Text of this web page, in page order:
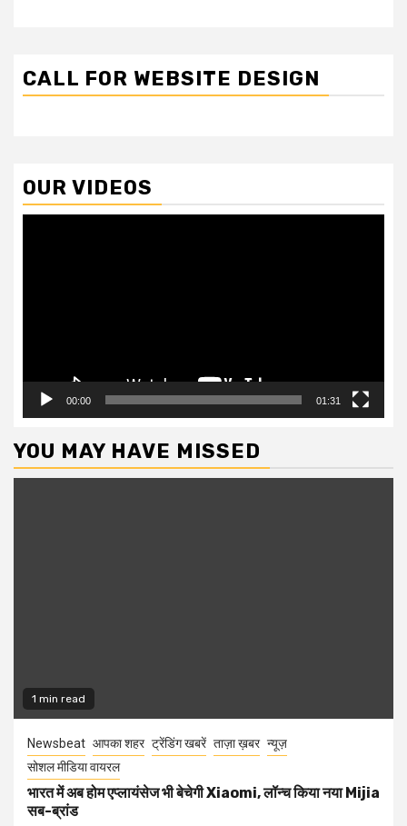
CALL FOR WEBSITE DESIGN
OUR VIDEOS
00:00 01:31
YOU MAY HAVE MISSED
1 min read
Newsbeat आपका शहर ट्रेंडिंग खबरें ताज़ा ख़बर न्यूज़
सोशल मीडिया वायरल
भारत में अब होम एप्लायंसेज भी बेचेगी Xiaomi, लॉन्च किया नया Mijia
सब-ब्रांड